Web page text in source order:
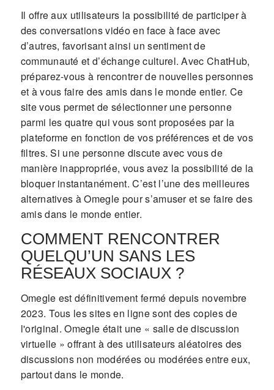
Il offre aux utilisateurs la possibilité de participer à
des conversations vidéo en face à face avec
d’autres, favorisant ainsi un sentiment de
communauté et d’échange culturel. Avec ChatHub,
préparez-vous à rencontrer de nouvelles personnes
et à vous faire des amis dans le monde entier. Ce
site vous permet de sélectionner une personne
parmi les quatre qui vous sont proposées par la
plateforme en fonction de vos préférences et de vos
filtres. Si une personne discute avec vous de
manière inappropriée, vous avez la possibilité de la
bloquer instantanément. C’est l’une des meilleures
alternatives à Omegle pour s’amuser et se faire des
amis dans le monde entier.
COMMENT RENCONTRER
QUELQU’UN SANS LES
RÉSEAUX SOCIAUX ?
Omegle est définitivement fermé depuis novembre
2023. Tous les sites en ligne sont des copies de
l'original. Omegle était une « salle de discussion
virtuelle » offrant à des utilisateurs aléatoires des
discussions non modérées ou modérées entre eux,
partout dans le monde.